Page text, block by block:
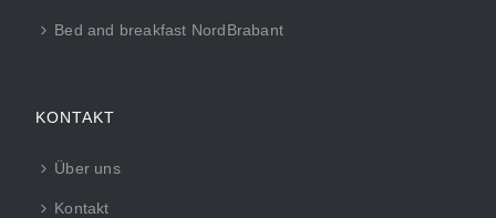
Bed and breakfast NordBrabant
KONTAKT
Über uns
Kontakt